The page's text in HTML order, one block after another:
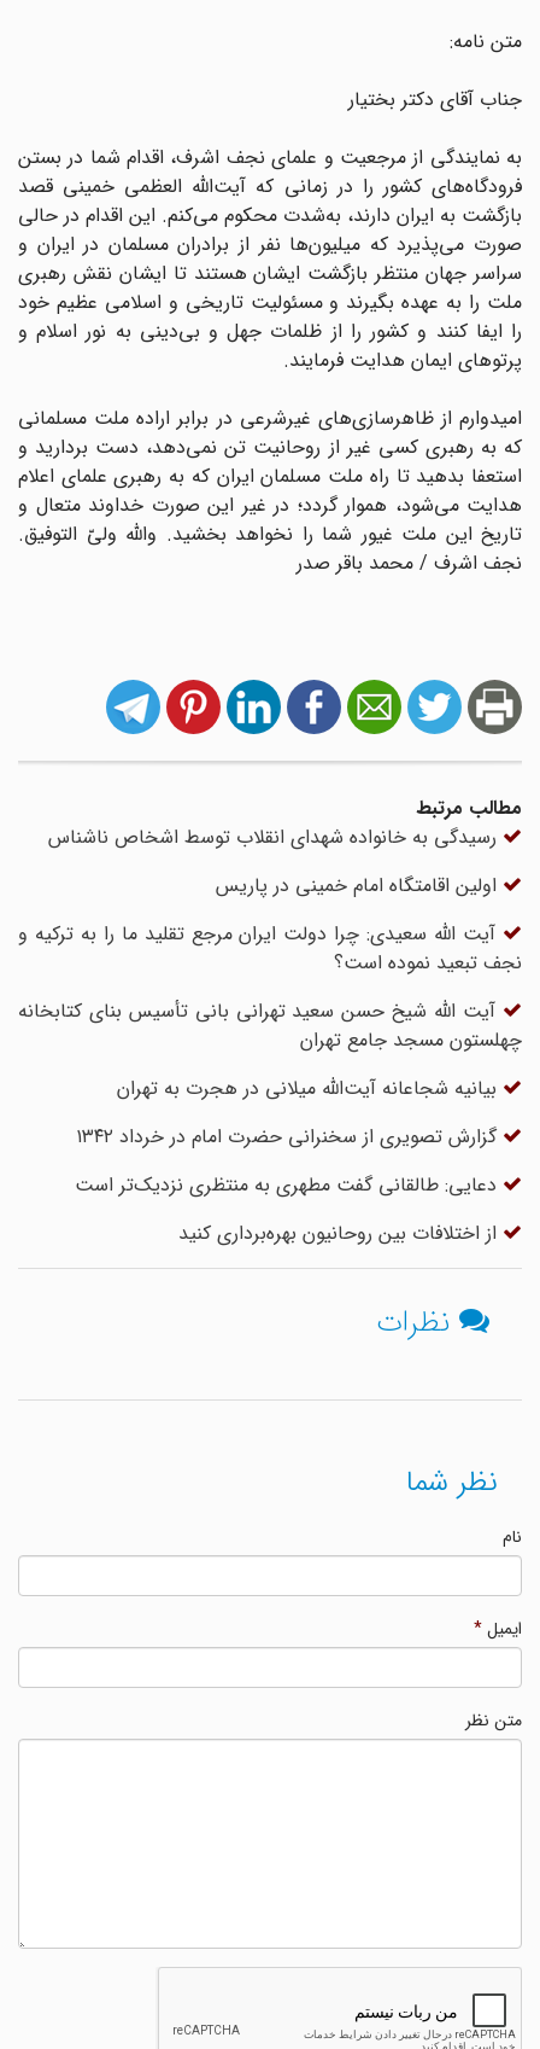
متن نامه:
جناب آقای دکتر بختیار
به نمایندگی از مرجعیت و علمای نجف اشرف، اقدام شما در بستن
فرودگاه‌های کشور را در زمانی که آیت‌الله العظمی خمینی قصد
بازگشت به ایران دارند، به‌شدت محکوم می‌کنم. این اقدام در حالی
صورت می‌پذیرد که میلیون‌ها نفر از برادران مسلمان در ایران و
سراسر جهان منتظر بازگشت ایشان هستند تا ایشان نقش رهبری
ملت را به عهده بگیرند و مسئولیت تاریخی و اسلامی عظیم خود
را ایفا کنند و کشور را از ظلمات جهل و بی‌دینی به نور اسلام و
پرتوهای ایمان هدایت فرمایند.
امیدوارم از ظاهرسازی‌های غیرشرعی در برابر اراده ملت مسلمانی
که به رهبری کسی غیر از روحانیت تن نمی‌دهد، دست بردارید و
استعفا بدهید تا راه ملت مسلمان ایران که به رهبری علمای اعلام
هدایت می‌شود، هموار گردد؛ در غیر این صورت خداوند متعال و
تاریخ این ملت غیور شما را نخواهد بخشید. والله ولیّ التوفیق.
نجف اشرف / محمد باقر صدر
مطالب مرتبط
رسیدگی به خانواده شهدای انقلاب توسط اشخاص ناشناس
اولین اقامتگاه امام خمینی در پاریس
آیت الله سعیدی: چرا دولت ایران مرجع تقلید ما را به ترکیه و
نجف تبعید نموده است؟
آیت الله شیخ حسن سعید تهرانی بانی تأسیس بنای کتابخانه
چهلستون مسجد جامع تهران
بیانیه شجاعانه آیت‌الله میلانی در هجرت به تهران
گزارش تصویری از سخنرانی حضرت امام در خرداد ۱۳۴۲
دعایی: طالقانی گفت مطهری به منتظری نزدیک‌تر است
از اختلافات بین روحانیون بهره‌برداری کنید
نظرات
نظر شما
ایمیل*
متن نظر